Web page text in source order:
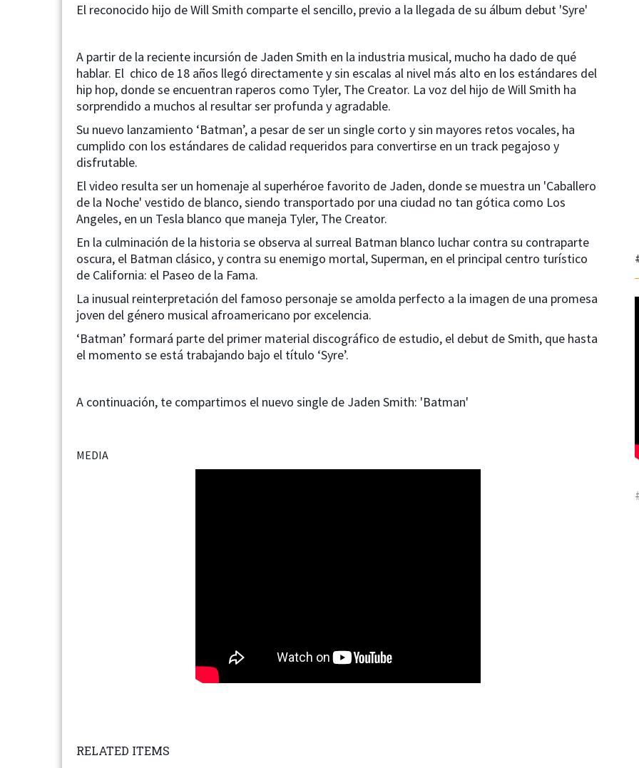
El reconocido hijo de Will Smith comparte el sencillo, previo a la llegada de su álbum debut 'Syre'
A partir de la reciente incursión de Jaden Smith en la industria musical, mucho ha dado de qué
hablar. El chico de 18 años llegó directamente y sin escalas al nivel más alto en los estándares del
hip hop, donde se encuentran raperos como Tyler, The Creator. La voz del hijo de Will Smith ha
sorprendido a muchos al resultar ser profunda y agradable.
Su nuevo lanzamiento ‘Batman’, a pesar de ser un single corto y sin mayores retos vocales, ha
cumplido con los estándares de calidad requeridos para convertirse en un track pegajoso y
disfrutable.
El video resulta ser un homenaje al superhéroe favorito de Jaden, donde se muestra un 'Caballero
de la Noche' vestido de blanco, siendo transportado por una ciudad no tan gótica como Los
Angeles, en un Tesla blanco que maneja Tyler, The Creator.
En la culminación de la historia se observa al surreal Batman blanco luchar contra su contraparte
oscura, el Batman clásico, y contra su enemigo mortal, Superman, en el principal centro turístico
de California: el Paseo de la Fama.
La inusual reinterpretación del famoso personaje se amolda perfecto a la imagen de una promesa
joven del género musical afroamericano por excelencia.
‘Batman’ formará parte del primer material discográfico de estudio, el debut de Smith, que hasta
el momento se está trabajando bajo el título ‘Syre’.
A continuación, te compartimos el nuevo single de Jaden Smith: 'Batman'
MEDIA
RELATED ITEMS